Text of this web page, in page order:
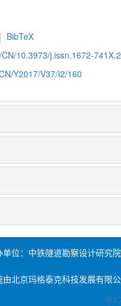
| BibTeX
10.3973/j.issn.1672-
Y2017/V37/I2/160
单位：中铁隧道勘察设计研究
由北京玛格泰克科技发展有限
粤